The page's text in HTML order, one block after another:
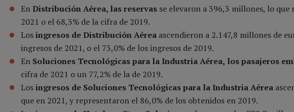
EnDistribución Aérea, lasreservas se elevaron a 396,3 millones, lo
2021 o el 68,3% de la cifra de 2019.
Losingresos deDistribución Aérea ascendieron a 2.147,8 millones de
ingresos de 2021, o el 73,0% de los ingresos de 2019.
En Soluciones Tecnológicas para la Industria Aérea, los pasajeros
cifra de 2021 o un 77,2% de la de 2019.
Losingresos de Soluciones Tecnológicas para la Industria Aérea
que en 2021, y representaron el 86,0% de los obtenidos en 2019.